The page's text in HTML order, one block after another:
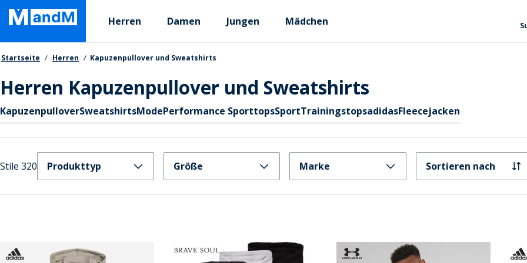
Skip
main
content
Primary departments
Herren Damen Jungen Mädchen
Brotkrumen
Startseite Herren Kapuzenpullover und Sweatshirts
Herren Kapuzenpullover und Sweatshirts
Schnellzugriff
KapuzenpulloverSweatshirtsModePerformance SporttopsSportTrainingstopsadidasFleecejacken
Stile 320 Produkttyp Größe Marke Sortieren nach